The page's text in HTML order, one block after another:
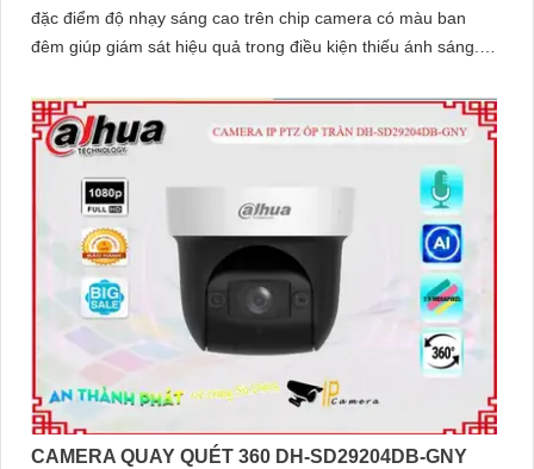
đặc điểm độ nhạy sáng cao trên chip camera có màu ban
đêm giúp giám sát hiệu quả trong điều kiện thiếu ánh sáng.
m
CAMERA QUAY QUÉT 360 DH-SD29204DB-GNY